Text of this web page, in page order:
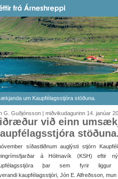
um Kaupfélagsstjóra stöðuna.
G. Guðjónsson | miðvikudagurinn 14. janúar
við einn
síðastliðnum auglýsti stjórn
á Hólmavík (KSH) eftir
þar sem fyrir liggur
kaupfélagsstjóri, Jón E. Alfreðsson, mun